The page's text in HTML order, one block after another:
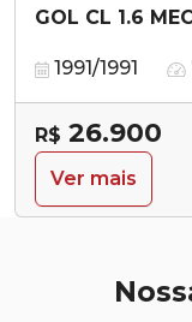
GOL CL 1.6
1991/1991
R$ 26.900
Ver mais